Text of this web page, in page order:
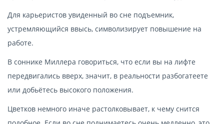
Для карьеристов увиденный во сне подъемник,
устремляющийся ввысь, символизирует повышение на
работе.
В соннике Миллера говориться, что если вы на лифте
передвигались вверх, значит, в реальности разбогатеете
или добьётесь высокого положения.
Цветков немного иначе растолковывает, к чему снится